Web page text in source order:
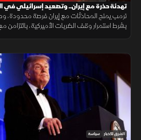
تهدئة حذرة مع إيران.. وتصعيد إسرائيلي في
ترمب يمنح المحادثات مع إيران فرصة محدودة،
بشرط استمرار وقف الضربات الأميركية،
الشرق للأخبار سياسة